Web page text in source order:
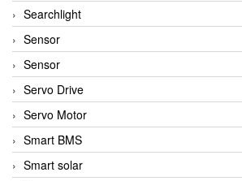
Searchlight
Sensor
Sensor
Servo Drive
Servo Motor
Smart BMS
Smart solar